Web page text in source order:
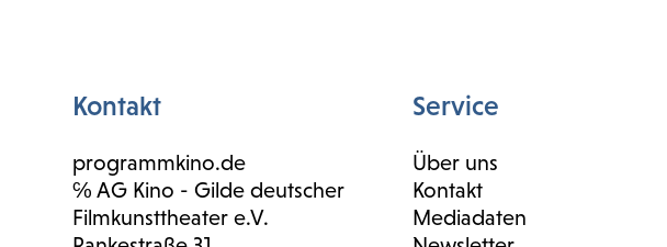
Kontakt
programmkino.de
℅ AG Kino - Gilde deutscher
Filmkunsttheater e.V.
Service
Über uns
Kontakt
Mediadaten